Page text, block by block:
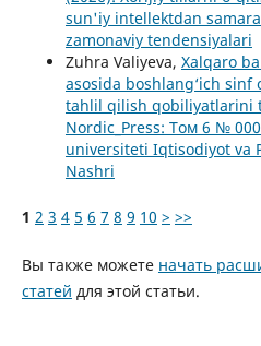
sun'iy intellektdan
zamonaviy tendensiyalari
Zuhra Valiyeva, Xalqaro
asosida boshlang‘ich
tahlil qilish qobiliyatlarini
Nordic_Press: Том 6 №
universiteti Iqtisodiyot va
Nashri
1 2 3 4 5 6 7 8 9 10 > >>
Вы также можете начать
статей для этой статьи.